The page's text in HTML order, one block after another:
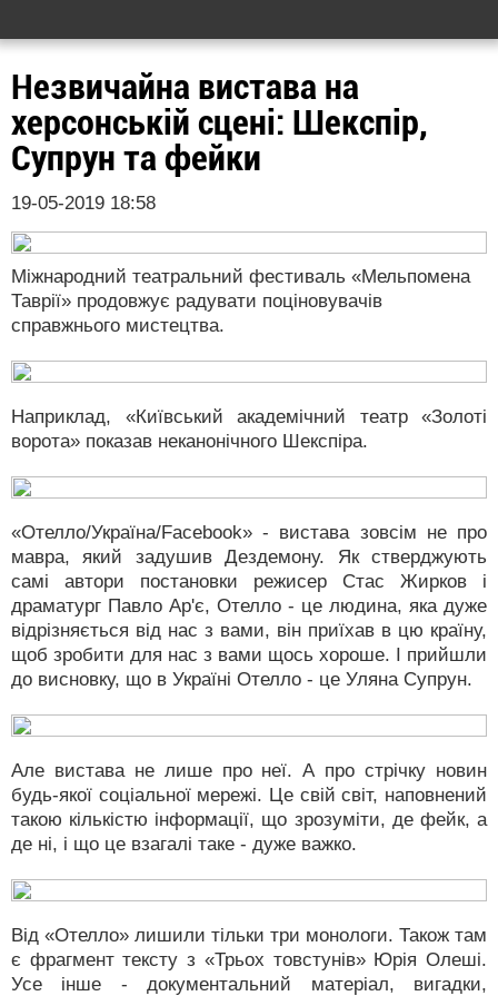
Незвичайна вистава на
херсонській сцені: Шекспір,
Супрун та фейки
19-05-2019 18:58
Міжнародний театральний фестиваль «Мельпомена
Таврії» продовжує радувати поціновувачів
справжнього мистецтва.
Наприклад, «Київський академічний театр «Золоті
ворота» показав неканонічного Шекспіра.
«Отелло/Україна/Facebook» - вистава зовсім не про
мавра, який задушив Дездемону. Як стверджують
самі автори постановки режисер Стас Жирков і
драматург Павло Ар'є, Отелло - це людина, яка дуже
відрізняється від нас з вами, він приїхав в цю країну,
щоб зробити для нас з вами щось хороше. І прийшли
до висновку, що в Україні Отелло - це Уляна Супрун.
Але вистава не лише про неї. А про стрічку новин
будь-якої соціальної мережі. Це свій світ, наповнений
такою кількістю інформації, що зрозуміти, де фейк, а
де ні, і що це взагалі таке - дуже важко.
Від «Отелло» лишили тільки три монологи. Також там
є фрагмент тексту з «Трьох товстунів» Юрія Олеші.
Усе інше - документальний матеріал, вигадки,